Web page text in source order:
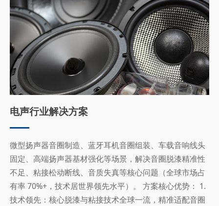
电声行业解决方案
微型扬声器音圈制造、蓝牙耳机音圈组装、车载音响线头
固定、高端扬声器基材强化等场景，解决音圈脱漆精准性
不足、粘接松动断线、音质失真等核心问题（全球市场占
有率 70%+，技术居世界领先水平）。 方案核心优势： 1.
技术领先：核心脱漆与粘接技术全球一流，精准适配音圈